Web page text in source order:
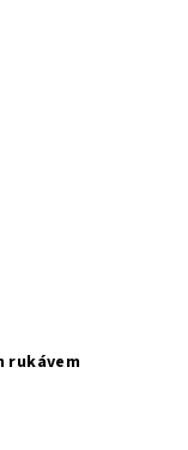
rukávem